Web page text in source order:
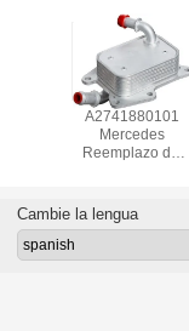
A2711880301
Refrigerador de
aceite Mercedes
Cambie la lengua